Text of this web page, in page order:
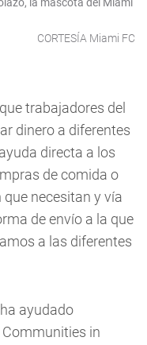
CORTESÍA Miami FC
trabajadores del
dinero a diferentes
directa a los
de comida o
necesitan y vía
de envío a la que
a las diferentes
ayudado
in